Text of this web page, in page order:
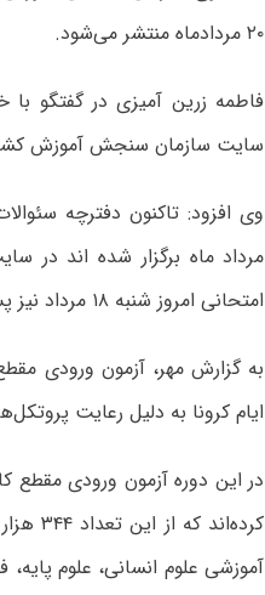
۲۰ مردادماه منتشر می‌شود.
سایت سازمان سنجش آموزش
امتحانی امروز شنبه ۱۸ مرداد نیز پس از اتمام آزمون بر روی سایت سازمان سنجش منتشر خواهد شد.
ایام کرونا به دلیل رعایت پروتکل‌های بهداشتی در
آموزشی علوم انسانی، علوم